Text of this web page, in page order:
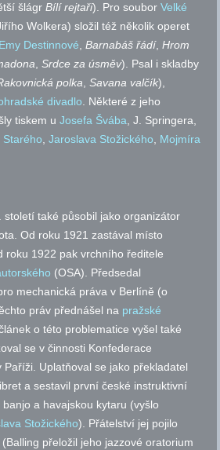
šlágrBílí rejtaři). Pro souborVelké
Wolkera) složil též několik operet
Emy Destinnové, Barnabáš řádí, Hrom
, Srdce za úsměv). Psal i skladby
polka, Savana valčík),
divadlo. Některé z jeho
tiskem uJosefa Švába, J. Springera,
Starého,Jaroslava Stožického, Mojmíra
století také působil jako organizátor
Od roku 1921 zastával místo
roku 1922 pak vrchního ředitele
(OSA). Předsedal
mechanická práva v Berlíně (o
práv přednášel na pražské
o této problematice vyšel také
se v činnosti Konfederace
Uplatňoval se jako překladatel
a sestavil první české instruktivní
a havajskou kytaru (vyšlo
Stožického). Přátelství jej pojilo
(Balling přeložil jeho jazzové oratorium